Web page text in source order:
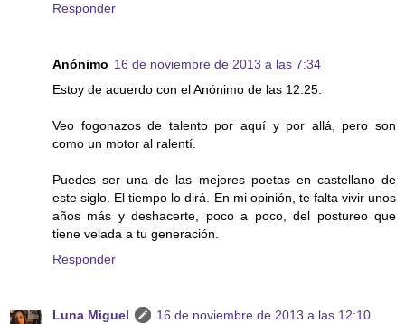
Responder
Anónimo 16 de noviembre de 2013 a las 7:34
Estoy de acuerdo con el Anónimo de las 12:25.
Veo fogonazos de talento por aquí y por allá, pero son
como un motor al ralentí.
Puedes ser una de las mejores poetas en castellano de
este siglo. El tiempo lo dirá. En mi opinión, te falta vivir unos
años más y deshacerte, poco a poco, del postureo que
tiene velada a tu generación.
Responder
Luna Miguel
16 de noviembre de 2013 a las 12:10